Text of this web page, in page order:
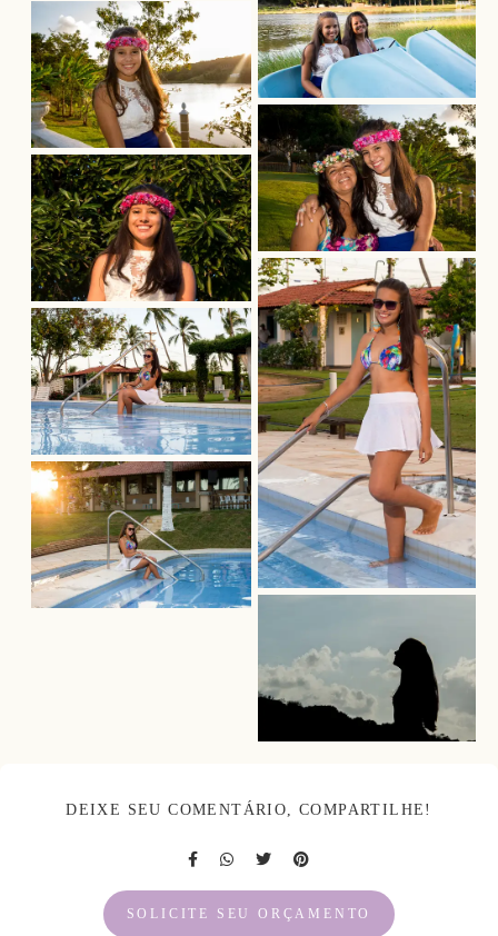
DEIXE SEU COMENTÁRIO, COMPARTILHE!
SOLICITE SEU ORÇAMENTO